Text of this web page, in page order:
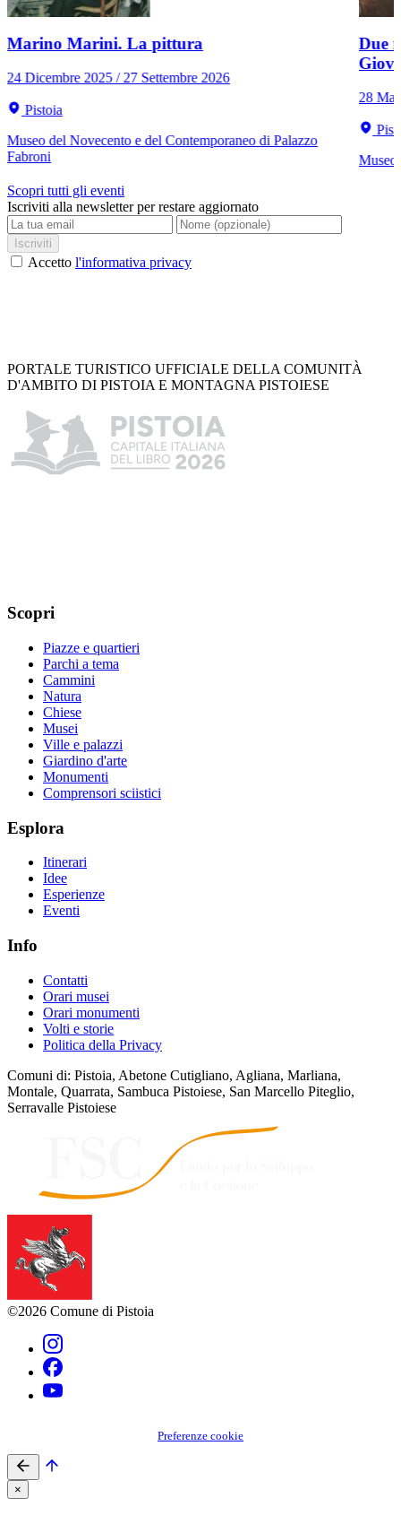
Marino Marini. La pittura
24 Dicembre 2025 / 27 Settembre 2026
Pistoia
Museo del Novecento e del Contemporaneo di Palazzo
Fabroni
Due
28
Museo
Scopri tutti gli eventi
Iscriviti alla newsletter per restare aggiornato
Iscriviti
Accetto l'informativa privacy
PORTALE TURISTICO UFFICIALE DELLA COMUNITÀ
D'AMBITO DI PISTOIA E MONTAGNA PISTOIESE
Scopri
Piazze e quartieri
Parchi a tema
Cammini
Natura
Chiese
Musei
Ville e palazzi
Giardino d'arte
Monumenti
Comprensori sciistici
Esplora
Itinerari
Idee
Esperienze
Eventi
Info
Contatti
Orari musei
Orari monumenti
Volti e storie
Politica della Privacy
Comuni di: Pistoia, Abetone Cutigliano, Agliana, Marliana,
Montale, Quarrata, Sambuca Pistoiese, San Marcello Piteglio,
Serravalle Pistoiese
©2026 Comune di Pistoia
Preferenze cookie
×